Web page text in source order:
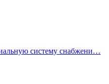
систему снабжени…